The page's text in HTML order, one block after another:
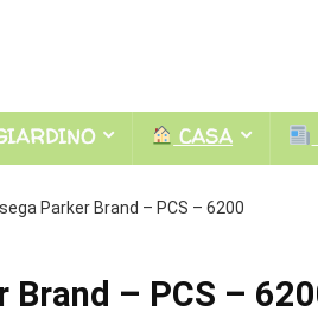
CASA
Parker Brand – PCS – 6200
Brand – PCS –